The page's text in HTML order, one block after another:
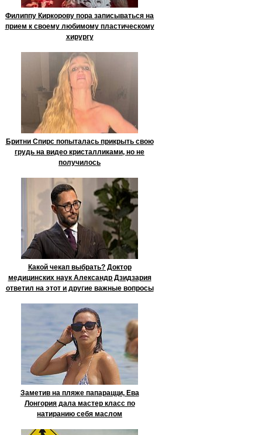
Филиппу Киркорову пора записываться на
прием к своему любимому пластическому
хирургу
Бритни Спирс попыталась прикрыть свою
грудь на видео кристалликами, но не
получилось
Какой чекап выбрать? Доктор
медицинских наук Александр Дзидзария
ответил на этот и другие важные вопросы
Заметив на пляже папарацци, Ева
Лонгория дала мастер класс по
натиранию себя маслом